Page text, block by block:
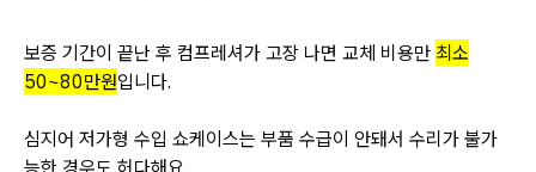
보증 기간이 끝난 후 컴프레셔가 고장 나면 교체 비용만 최소
50~80만원입니다.
심지어 저가형 수입 쇼케이스는 부품 수급이 안돼서 수리가 불가
능한 경우도 허다해요.